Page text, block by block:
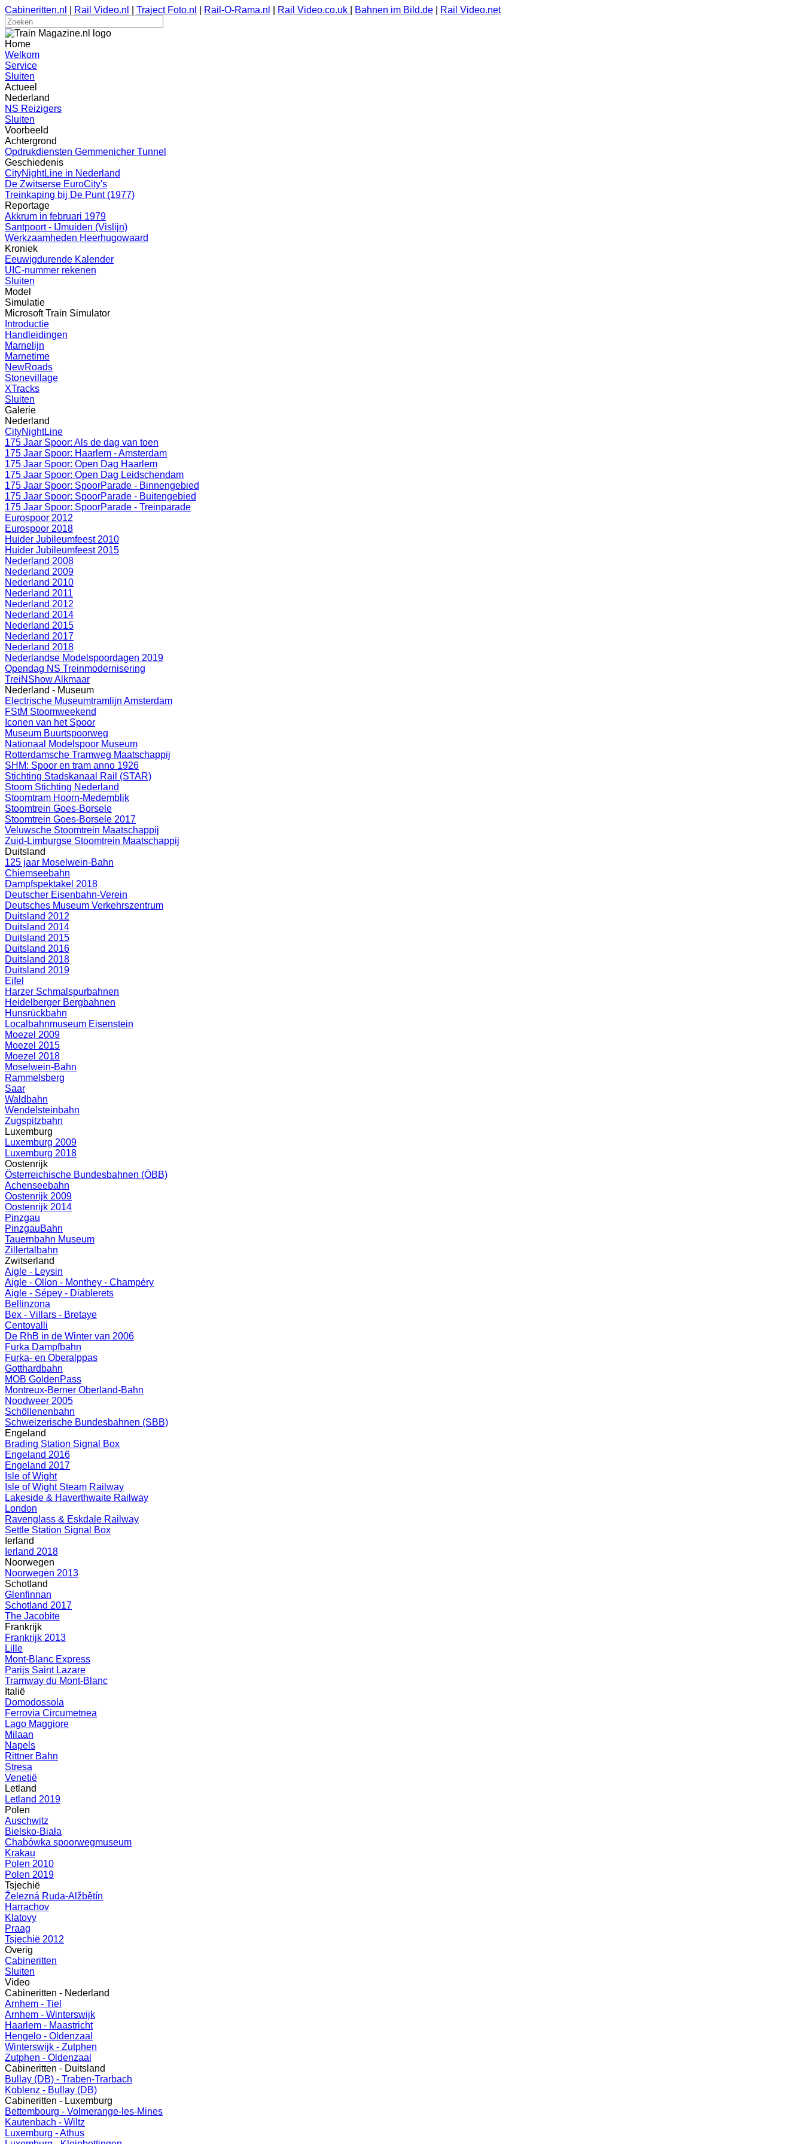
Cabineritten.nl Rail Video.nl Traject Foto.nl Rail-O-Rama.nl Rail Video.co.uk Bahnen im Bild.de Rail Video.net
Home
Welkom
Service
Sluiten
Actueel
Nederland
NS Reizigers
Sluiten
Voorbeeld
Achtergrond
Opdrukdiensten Gemmenicher Tunnel
Geschiedenis
CityNightLine in Nederland
De Zwitserse EuroCity's
Treinkaping bij De Punt (1977)
Reportage
Akkrum in februari 1979
Santpoort - IJmuiden (Vislijn)
Werkzaamheden Heerhugowaard
Kroniek
Eeuwigdurende Kalender
UIC-nummer rekenen
Sluiten
Model
Simulatie
Microsoft Train Simulator
Introductie
Handleidingen
Marnelijn
Marnetime
NewRoads
Stonevillage
XTracks
Sluiten
Galerie
Nederland
CityNightLine
175 Jaar Spoor: Als de dag van toen
175 Jaar Spoor: Haarlem - Amsterdam
175 Jaar Spoor: Open Dag Haarlem
175 Jaar Spoor: Open Dag Leidschendam
175 Jaar Spoor: SpoorParade - Binnengebied
175 Jaar Spoor: SpoorParade - Buitengebied
175 Jaar Spoor: SpoorParade - Treinparade
Eurospoor 2012
Eurospoor 2018
Huider Jubileumfeest 2010
Huider Jubileumfeest 2015
Nederland 2008
Nederland 2009
Nederland 2010
Nederland 2011
Nederland 2012
Nederland 2014
Nederland 2015
Nederland 2017
Nederland 2018
Nederlandse Modelspoordagen 2019
Opendag NS Treinmodernisering
TreiNShow Alkmaar
Nederland - Museum
Electrische Museumtramlijn Amsterdam
FStM Stoomweekend
Iconen van het Spoor
Museum Buurtspoorweg
Nationaal Modelspoor Museum
Rotterdamsche Tramweg Maatschappij
SHM: Spoor en tram anno 1926
Stichting Stadskanaal Rail (STAR)
Stoom Stichting Nederland
Stoomtram Hoorn-Medemblik
Stoomtrein Goes-Borsele
Stoomtrein Goes-Borsele 2017
Veluwsche Stoomtrein Maatschappij
Zuid-Limburgse Stoomtrein Maatschappij
Duitsland
125 jaar Moselwein-Bahn
Chiemseebahn
Dampfspektakel 2018
Deutscher Eisenbahn-Verein
Deutsches Museum Verkehrszentrum
Duitsland 2012
Duitsland 2014
Duitsland 2015
Duitsland 2016
Duitsland 2018
Duitsland 2019
Eifel
Harzer Schmalspurbahnen
Heidelberger Bergbahnen
Hunsrückbahn
Localbahnmuseum Eisenstein
Moezel 2009
Moezel 2015
Moezel 2018
Moselwein-Bahn
Rammelsberg
Saar
Waldbahn
Wendelsteinbahn
Zugspitzbahn
Luxemburg
Luxemburg 2009
Luxemburg 2018
Oostenrijk
Österreichische Bundesbahnen (ÖBB)
Achenseebahn
Oostenrijk 2009
Oostenrijk 2014
Pinzgau
PinzgauBahn
Tauernbahn Museum
Zillertalbahn
Zwitserland
Aigle - Leysin
Aigle - Ollon - Monthey - Champéry
Aigle - Sépey - Diablerets
Bellinzona
Bex - Villars - Bretaye
Centovalli
De RhB in de Winter van 2006
Furka Dampfbahn
Furka- en Oberalppas
Gotthardbahn
MOB GoldenPass
Montreux-Berner Oberland-Bahn
Noodweer 2005
Schöllenenbahn
Schweizerische Bundesbahnen (SBB)
Engeland
Brading Station Signal Box
Engeland 2016
Engeland 2017
Isle of Wight
Isle of Wight Steam Railway
Lakeside & Haverthwaite Railway
London
Ravenglass & Eskdale Railway
Settle Station Signal Box
Ierland
Ierland 2018
Noorwegen
Noorwegen 2013
Schotland
Glenfinnan
Schotland 2017
The Jacobite
Frankrijk
Frankrijk 2013
Lille
Mont-Blanc Express
Parijs Saint Lazare
Tramway du Mont-Blanc
Italië
Domodossola
Ferrovia Circumetnea
Lago Maggiore
Milaan
Napels
Rittner Bahn
Stresa
Venetië
Letland
Letland 2019
Polen
Auschwitz
Bielsko-Biała
Chabówka spoorwegmuseum
Krakau
Polen 2010
Polen 2019
Tsjechië
Železná Ruda-Alžbětín
Harrachov
Klatovy
Praag
Tsjechië 2012
Overig
Cabineritten
Sluiten
Video
Cabineritten - Nederland
Arnhem - Tiel
Arnhem - Winterswijk
Haarlem - Maastricht
Hengelo - Oldenzaal
Winterswijk - Zutphen
Zutphen - Oldenzaal
Cabineritten - Duitsland
Bullay (DB) - Traben-Trarbach
Koblenz - Bullay (DB)
Cabineritten - Luxemburg
Bettembourg - Volmerange-les-Mines
Kautenbach - Wiltz
Luxemburg - Athus